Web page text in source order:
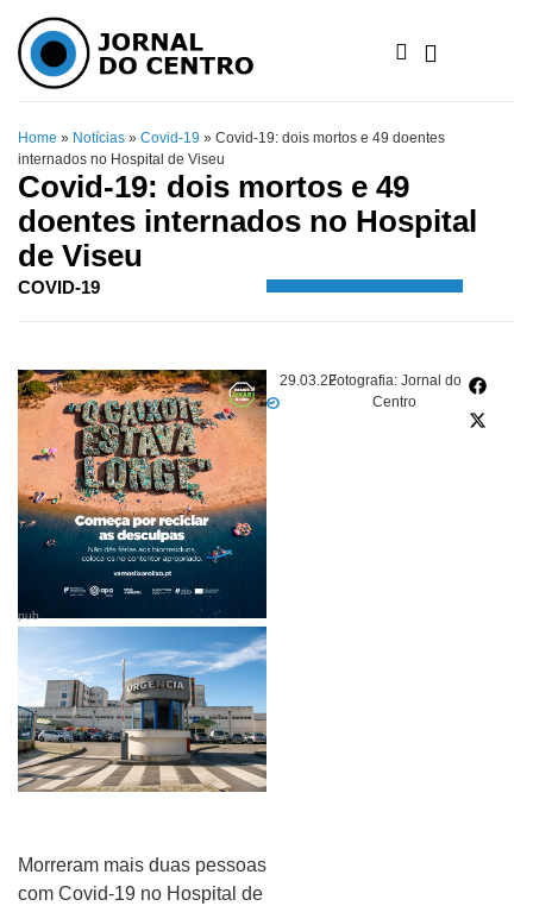
Home » Notícias » Covid-19 » Covid-19: dois mortos e 49 doentes
internados no Hospital de Viseu
Covid-19: dois mortos e 49
doentes internados no Hospital
de Viseu
COVID-19
29.03.22Fotografia: Jornal do
Centro
pub
Morreram mais duas pessoas
com Covid-19 no Hospital de